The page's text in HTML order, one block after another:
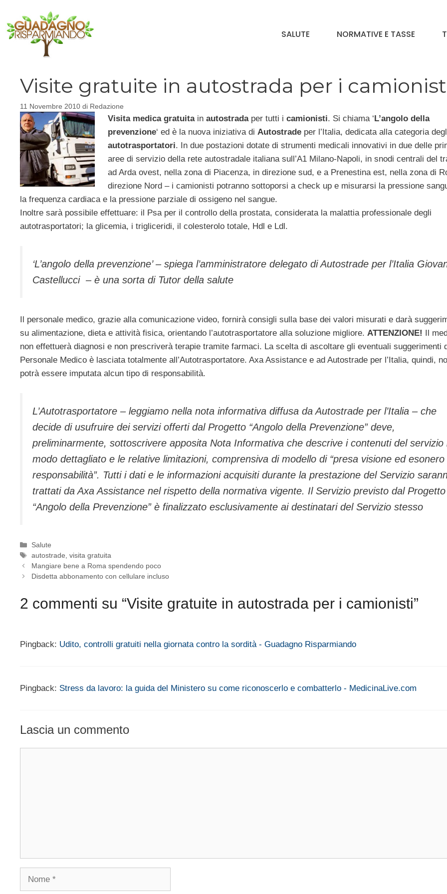
contenuto
SALUTE NORMATIVE E TASSE
Visite gratuite in autostrada per i
11 Novembre 2010 di Redazione
Visita medica gratuitain autostrada per tutti i camionisti. Si chiama ‘ L’angolo della
prevenzione‘ ed è la nuova iniziativa di Autostrade per l’Italia, dedicata alla categoria
autotrasportatori. In due postazioni dotate di strumenti medicali innovativi in due delle
aree di servizio della rete autostradale italiana sull’A1 Milano-Napoli, in snodi centrali del
ad Arda ovest, nella zona di Piacenza, in direzione sud, e a Prenestina est, nella zona di
direzione Nord – i camionisti potranno sottoporsi a check up e misurarsi la pressione
la frequenza cardiaca e la pressione parziale di ossigeno nel sangue.
Inoltre sarà possibile effettuare: il Psa per il controllo della prostata, considerata la malattia professionale degli
autotrasportatori; la glicemia, i trigliceridi, il colesterolo totale, Hdl e Ldl.
‘L’angolo della prevenzione’ – spiega l’amministratore delegato di Autostrade per l’Italia
Castellucci – è una sorta di Tutor della salute
Il personale medico, grazie alla comunicazione video, fornirà consigli sulla base dei valori misurati e darà
su alimentazione, dieta e attività fisica, orientando l’autotrasportatore alla soluzione migliore. ATTENZIONE!
Il
non effettuerà diagnosi e non prescriverà terapie tramite farmaci. La scelta di ascoltare gli eventuali suggerimenti
Personale Medico è lasciata totalmente all’Autotrasportatore. Axa Assistance e ad Autostrade per l’Italia, quindi,
potrà essere imputata alcun tipo di responsabilità.
L’Autotrasportatore – leggiamo nella nota informativa diffusa da Autostrade per l’Italia – che
decide di usufruire dei servizi offerti dal Progetto “Angolo della Prevenzione” deve,
preliminarmente, sottoscrivere apposita Nota Informativa che descrive i contenuti del servizio
modo dettagliato e le relative limitazioni, comprensiva di modello di “presa visione ed esonero
responsabilità”. Tutti i dati e le informazioni acquisiti durante la prestazione del Servizio
trattati da Axa Assistance nel rispetto della normativa vigente. Il Servizio previsto dal Progetto
“Angolo della Prevenzione” è finalizzato esclusivamente ai destinatari del Servizio stesso
Categorie
Salute
Tag
autostrade,visita gratuita
Mangiare bene a Roma spendendo poco
Disdetta abbonamento con cellulare incluso
2 commenti su “Visite gratuite in autostrada per i camionisti”
Pingback: Udito, controlli gratuiti nella giornata contro la sordità - Guadagno Risparmiando
Pingback: Stress da lavoro: la guida del Ministero su come riconoscerlo e combatterlo - MedicinaLive.com
Lascia un commento
Nome